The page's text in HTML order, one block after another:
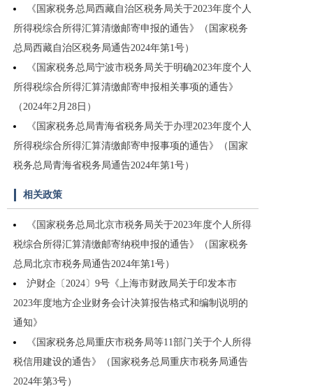
《国家税务总局西藏自治区税务局关于2023年度个人
所得税综合所得汇算清缴邮寄申报的通告》（国家税务
总局西藏自治区税务局通告2024年第1号）
《国家税务总局宁波市税务局关于明确2023年度个人
所得税综合所得汇算清缴邮寄申报相关事项的通告》
（2024年2月28日）
《国家税务总局青海省税务局关于办理2023年度个人
所得税综合所得汇算清缴邮寄申报事项的通告》（国家
税务总局青海省税务局通告2024年第1号）
相关政策
《国家税务总局北京市税务局关于2023年度个人所得
税综合所得汇算清缴邮寄纳税申报的通告》（国家税务
总局北京市税务局通告2024年第1号）
沪财企〔2024〕9号《上海市财政局关于印发本市
2023年度地方企业财务会计决算报告格式和编制说明的
通知》
《国家税务总局重庆市税务局等11部门关于个人所得
税信用建设的通告》（国家税务总局重庆市税务局通告
2024年第3号）